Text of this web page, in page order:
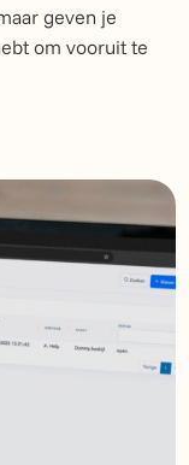
geven je
om vooruit te